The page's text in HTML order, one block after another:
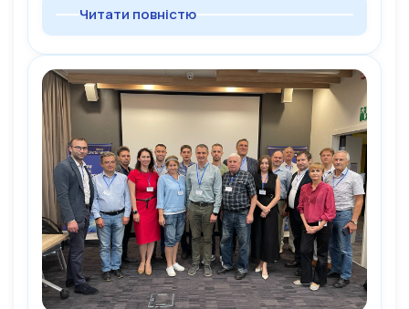
Читати повністю